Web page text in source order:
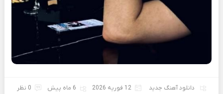
دانلود آهنگ جدید 12 فوریه 2026 6 ماه پیش 0 نظر